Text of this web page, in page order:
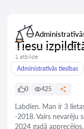
Tiesu
1 atbilde
Administratīvās tiesības
0 425
Labdien. Man ir 3
-2018. Vairs nevarēju
2024 gadā